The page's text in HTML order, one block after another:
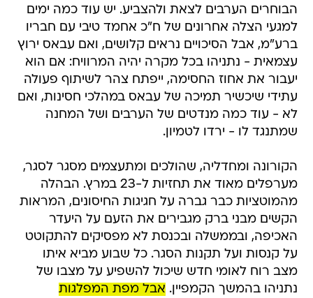
הבוחרים הערבים לצאת ולהצביע. יש עוד כמה ימים
למגעי הצלה אחרונים של ח"כ אחמד טיבי עם חבריו
ברע"מ, אבל הסיכויים נראים קלושים, ואם עבאס ירוץ
עצמאית - נתניהו בכל מקרה יהיה המרוויח: אם הוא
יעבור את אחוז החסימה, ייפתח צהר לשיתוף פעולה
עתידי שיכשיר תמיכה של עבאס במהלכי חסינות, ואם
לא - עוד כמה מנדטים של הערבים ושל המחנה
שמתנגד לו - ירדו לטמיון.
הקורונה ומחדליה, שהולכים ומתעצמים מסגר לסגר,
מערפלים מאוד את תחזיות ל-23 במרץ. הבהלה
מהמוטציות כבר גברה על חגיגות החיסונים, המראות
הקשים מבני ברק מגבירים את הזעם על היעדר
האכיפה, ובממשלה ובכנסת לא מפסיקים להתקוטט
על קנסות ועל תקנות הסגר. כל שבוע מביא איתו
מצב רוח לאומי חדש שיכול להשפיע על מצבו של
נתניהו בהמשך הקמפיין. אבל מפת המפלגות